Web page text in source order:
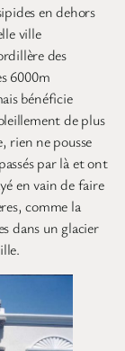
en dehors
ville
des
6000m
bénéficie
de plus
rien ne pousse
par là et ont
en vain de faire
comme la
dans un glacier